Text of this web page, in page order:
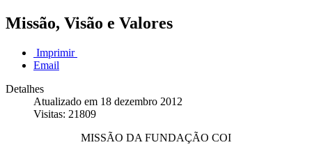
Missão, Visão e Valores
Imprimir
Email
Detalhes
Atualizado em 18 dezembro 2012
Visitas: 21809
MISSÃO DA FUNDAÇÃO COI